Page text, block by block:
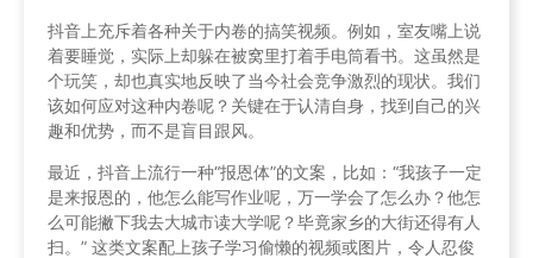
抖音上充斥着各种关于内卷的搞笑视频。例如，室友嘴上说
着要睡觉，实际上却躲在被窝里打着手电筒看书。这虽然是
个玩笑，却也真实地反映了当今社会竞争激烈的现状。我们
该如何应对这种内卷呢？关键在于认清自身，找到自己的兴
趣和优势，而不是盲目跟风。
最近，抖音上流行一种“报恩体”的文案，比如：“我孩子一定
是来报恩的，他怎么能写作业呢，万一学会了怎么办？他怎
么可能撇下我去大城市读大学呢？毕竟家乡的大街还得有人
扫。” 这类文案配上孩子学习偷懒的视频或图片，令人忍俊